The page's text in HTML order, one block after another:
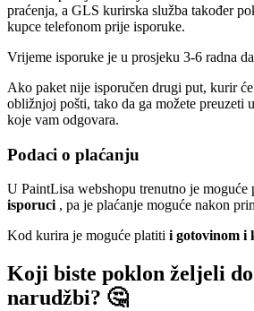
praćenja, a GLS kurirska služba također
kupce telefonom prije isporuke.
Vrijeme isporuke je u prosjeku 3-6 radna
Ako paket nije isporučen drugi put, kurir
obližnjoj pošti, tako da ga možete preuzeti
koje vam odgovara.
Podaci o plaćanju
U PaintLisa webshopu trenutno je moguće
isporuci , pa je plaćanje moguće nakon
Kod kurira je moguće platiti i gotovinom i
Koji biste poklon željeli
narudžbi? 🤔